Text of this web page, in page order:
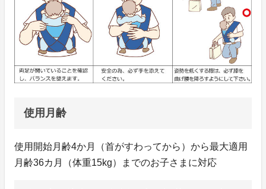
使用月齢
使用開始月齢4か月（首がすわってから）から最大適用
月齢36カ月（体重15kg）までのお子さまに対応